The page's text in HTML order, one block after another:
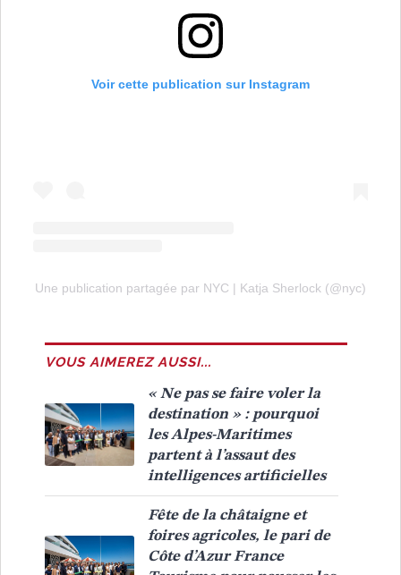
Voir cette publication sur Instagram
Une publication partagée par NYC | Katja Sherlock (@nyc)
VOUS AIMEREZ AUSSI...
« Ne pas se faire voler la
destination » : pourquoi
les Alpes-Maritimes
partent à l’assaut des
intelligences artificielles
Fête de la châtaigne et
foires agricoles, le pari de
Côte d’Azur France